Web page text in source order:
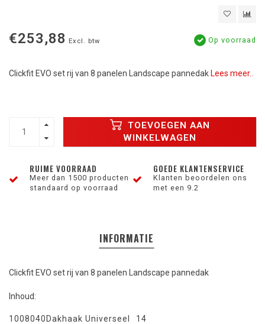
€253,88 Excl. btw Op voorraad
Clickfit EVO set rij van 8 panelen Landscape pannedak Lees meer..
TOEVOEGEN AAN
WINKELWAGEN
RUIME VOORRAAD
Meer dan 1500 producten
standaard op voorraad
GOEDE KLANTENSERVICE
Klanten beoordelen ons
met een 9.2
INFORMATIE
Clickfit EVO set rij van 8 panelen Landscape pannedak
Inhoud:
1008040 Dakhaak Universeel
14